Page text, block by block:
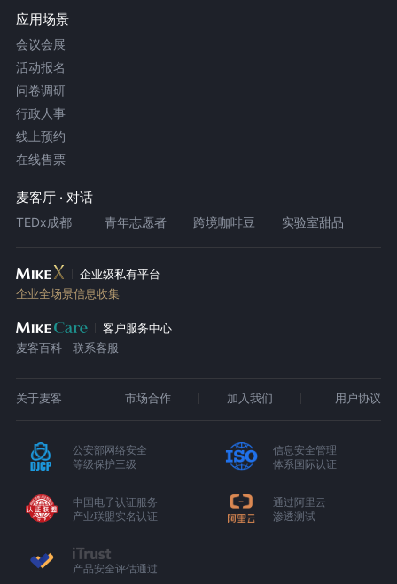
应用场景
会议会展
活动报名
问卷调研
行政人事
线上预约
在线售票
麦客厅 · 对话
TEDx成都 青年志愿者 跨境咖啡豆 实验室甜品
企业级私有平台
企业全场景信息收集
客户服务中心
麦客百科
联系客服
关于麦客 市场合作 加入我们 用户协议
公安部网络安全
等级保护三级
信息安全管理
体系国际认证
中国电子认证服务
产业联盟实名认证
通过阿里云
渗透测试
产品安全评估通过